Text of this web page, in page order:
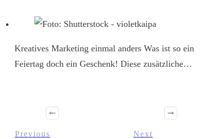
Kreatives Marketing einmal anders Was ist so ein
Feiertag doch ein Geschenk! Diese zusätzliche…
Previous Next